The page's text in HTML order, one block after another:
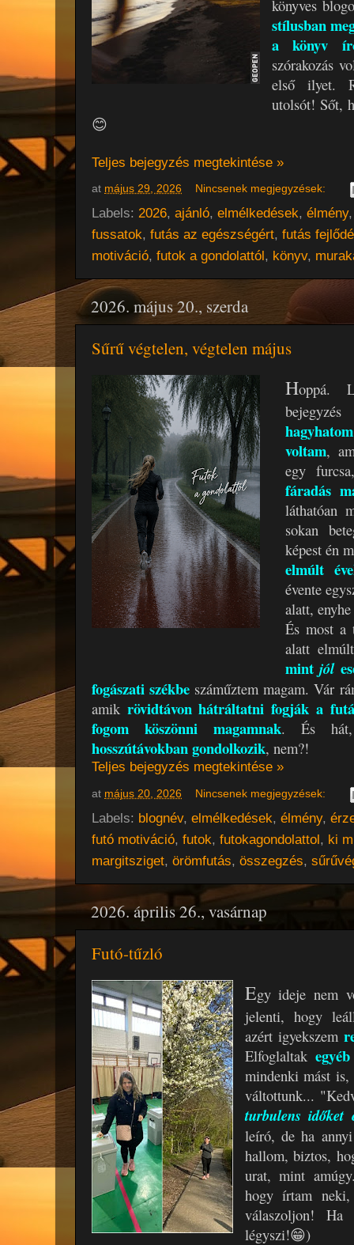
könyves
stílusban
a könyv
szórakozás
első ilyet.
utolsót! Sőt,
😊
Teljes bejegyzés megtekintése »
at május 29, 2026 Nincsenek megjegyzések:
Labels: 2026, ajánló, elmélkedések, élmény
fussatok, futás az egészségért, futás
motiváció, futok a gondolattól, könyv,
2026. május 20., szerda
Sűrű végtelen, végtelen május
Hoppá.
voltam,
egy
fáradás
láthatóan
sokan
képest én
elmúlt
évente
alatt,
És most a
alatt
mintjól
fogászati székbe száműztem magam. Vár
amik rövidtávon hátráltatni fogják a
fogom köszönni magamnak. És hát,
hosszútávokban gondolkozik, nem?!
Teljes bejegyzés megtekintése »
at május 20, 2026 Nincsenek megjegyzések:
Labels: blognév, elmélkedések, élmény,
futó motiváció, futok, futokagondolattol, ki
margitsziget, örömfutás, összegzés,
2026. április 26., vasárnap
Futó-tűzló
Egy ideje nem
jelenti, hogy
azért igyekszem
Elfoglaltak
mindenki mást is,
váltottunk...
turbulens időket
leíró, de ha
hallom, biztos,
urat, mint
hogy írtam
válaszoljon!
légyszi!😁)